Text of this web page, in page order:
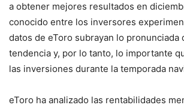
a obtener mejores resultados en
conocido entre los inversores
datos de eToro subrayan lo pronunciada
tendencia y, por lo tanto, lo importante
las inversiones durante la temporada
eToro ha analizado las rentabilidades